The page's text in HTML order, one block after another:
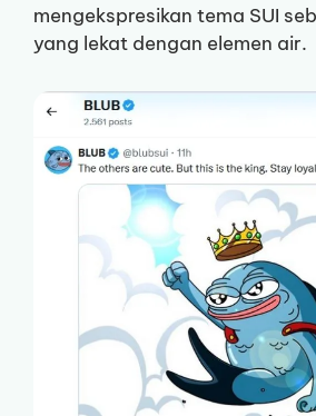
mengekspresikan tema SUI
yang lekat dengan elemen air.